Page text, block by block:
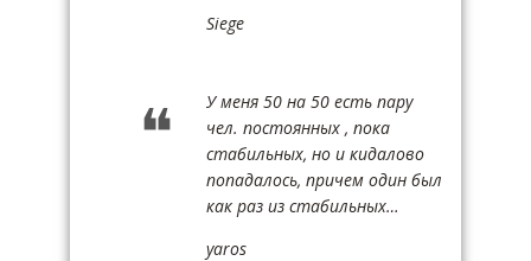
Siege
У меня 50 на 50 есть пару
чел. постоянных , пока
стабильных, но и кидалово
попадалось, причем один был
как раз из стабильных…
yaros